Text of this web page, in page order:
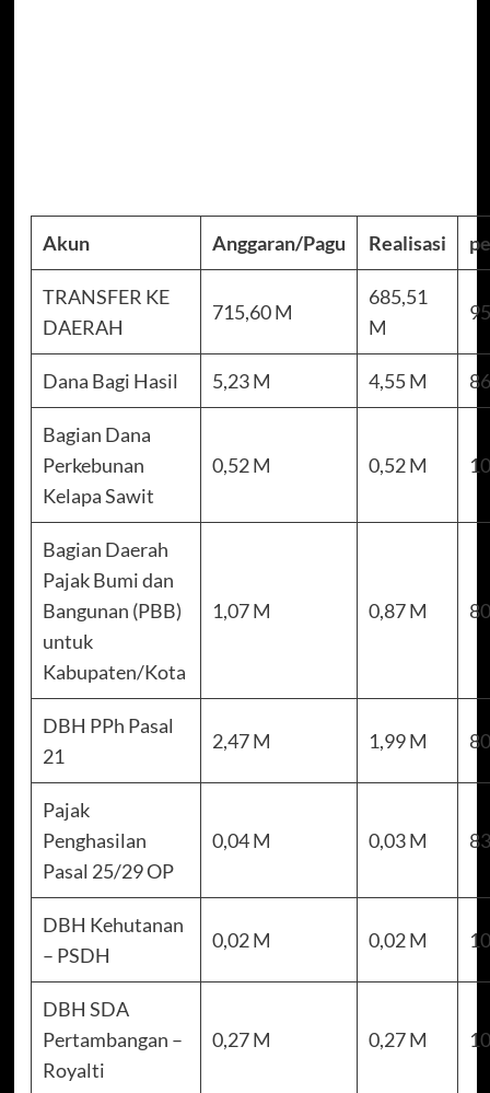
Akun Anggaran/Pagu Realisasi
TRANSFER KE
DAERAH
715,60 M
685,51
M
Dana Bagi Hasil 5,23 M 4,55 M
Bagian Dana
Perkebunan
Kelapa Sawit
0,52 M 0,52 M
Bagian Daerah
Pajak Bumi dan
Bangunan (PBB)
untuk
Kabupaten/Kota
1,07 M 0,87 M
DBH PPh Pasal
21
2,47 M 1,99 M
Pajak
Penghasilan
Pasal 25/29 OP
0,04 M 0,03 M
DBH Kehutanan
– PSDH
0,02 M 0,02 M
DBH SDA
Pertambangan –
Royalti
0,27 M 0,27 M